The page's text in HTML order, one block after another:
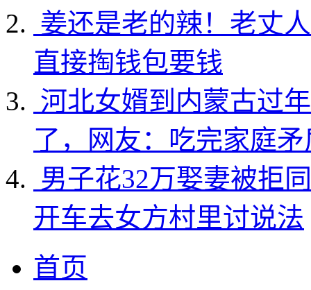
姜还是老的辣！老丈
直接掏钱包要钱
河北女婿到内蒙古过
了，网友：吃完家庭
男子花32万娶妻被拒
开车去女方村里讨说法
首页